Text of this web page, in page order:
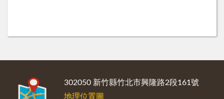
302050 新竹縣竹北市興隆路2段161號
地理位置圖